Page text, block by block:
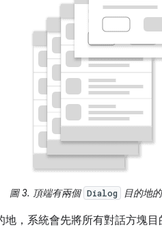
圖 3. 頂端有兩個 Dialog 目的地
，系統會先將所有對話方塊